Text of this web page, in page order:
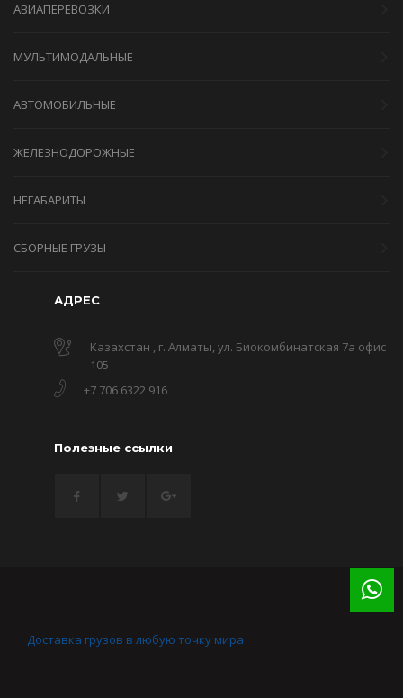
АВИАПЕРЕВОЗКИ
МУЛЬТИМОДАЛЬНЫЕ
АВТОМОБИЛЬНЫЕ
ЖЕЛЕЗНОДОРОЖНЫЕ
НЕГАБАРИТЫ
СБОРНЫЕ ГРУЗЫ
АДРЕС
Казахстан , г. Алматы, ул. Биокомбинатская 7а офис
105
+7 706 6322 916
Полезные ссылки
Доставка грузов в любую точку мира